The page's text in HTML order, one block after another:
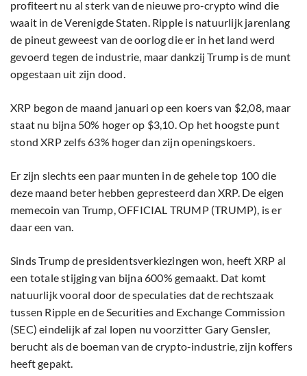
profiteert nu al sterk van de nieuwe pro-crypto wind die
waait in de Verenigde Staten. Ripple is natuurlijk jarenlang
de pineut geweest van de oorlog die er in het land werd
gevoerd tegen de industrie, maar dankzij Trump is de munt
opgestaan uit zijn dood.
XRP begon de maand januari op een koers van $2,08, maar
staat nu bijna 50% hoger op $3,10. Op het hoogste punt
stond XRP zelfs 63% hoger dan zijn openingskoers.
Er zijn slechts een paar munten in de gehele top 100 die
deze maand beter hebben gepresteerd dan XRP. De eigen
memecoin van Trump, OFFICIAL TRUMP (TRUMP), is er
daar een van.
Sinds Trump de presidentsverkiezingen won, heeft XRP al
een totale stijging van bijna 600% gemaakt. Dat komt
natuurlijk vooral door de speculaties dat de rechtszaak
tussen Ripple en de Securities and Exchange Commission
(SEC) eindelijk af zal lopen nu voorzitter Gary Gensler,
berucht als de boeman van de crypto-industrie, zijn koffers
heeft gepakt.